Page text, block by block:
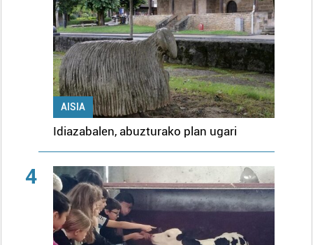
AISIA
Idiazabalen, abuzturako plan ugari
4